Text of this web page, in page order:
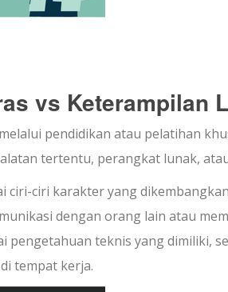
vs Keterampilan
pendidikan atau pelatihan
tertentu, perangkat lunak,
ciri-ciri karakter yang
dengan orang lain atau
pengetahuan teknis yang dimiliki,
tempat kerja.